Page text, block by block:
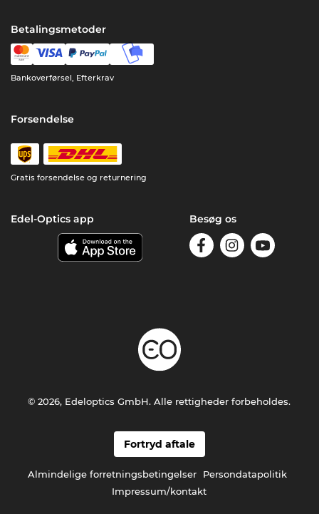
Betalingsmetoder
Bankoverførsel, Efterkrav
Forsendelse
Gratis forsendelse og returnering
Edel-Optics app Besøg os
Fortryd aftale
Almindelige forretningsbetingelser
Persondatapolitik
Impressum/kontakt
© 2026, Edeloptics GmbH. Alle rettigheder forbeholdes.